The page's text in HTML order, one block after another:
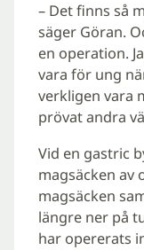
– Det finns så
säger Göran.
en operation.
vara för ung
verkligen vara
prövat andra
Vid en gastric
magsäcken av
magsäcken
längre ner på
har opererats